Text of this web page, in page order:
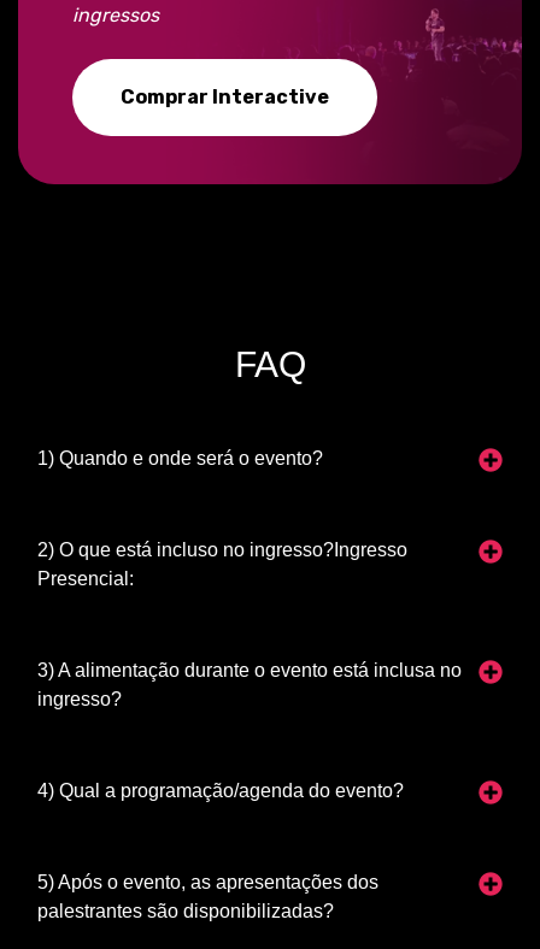
ingressos
Comprar Interactive
FAQ
1) Quando e onde será o evento?
2) O que está incluso no ingresso?Ingresso
Presencial:
3) A alimentação durante o evento está inclusa no
ingresso?
4) Qual a programação/agenda do evento?
5) Após o evento, as apresentações dos
palestrantes são disponibilizadas?